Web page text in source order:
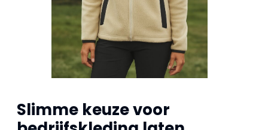
Slimme keuze voor